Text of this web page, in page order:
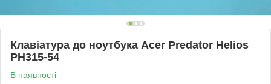
Клавіатура до ноутбука Acer Predator Helios
PH315-54
В наявності